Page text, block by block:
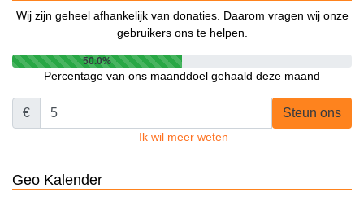
Wij zijn geheel afhankelijk van donaties. Daarom vragen wij onze
gebruikers ons te helpen.
50.0%
Percentage van ons maanddoel gehaald deze maand
€ Steun ons
Ik wil meer weten
Geo Kalender